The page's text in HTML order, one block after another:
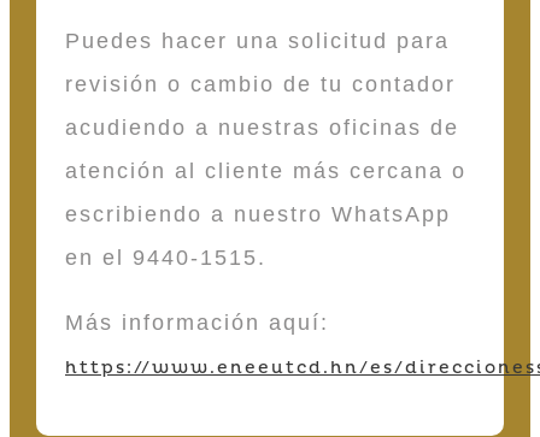
Puedes hacer una solicitud para
revisión o cambio de tu contador
acudiendo a nuestras oficinas de
atención al cliente más cercana o
escribiendo a nuestro WhatsApp
en el 9440-1515.
Más información aquí:
https://www.eneeutcd.hn/es/